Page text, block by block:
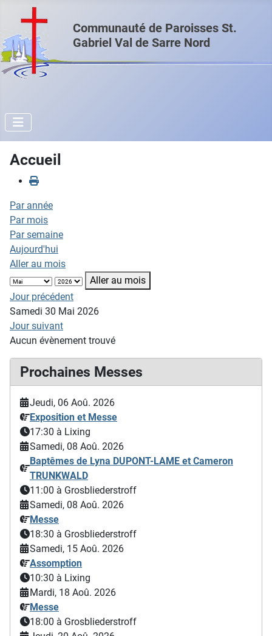
Communauté de Paroisses St.
Gabriel Val de Sarre Nord
Accueil
Par année
Par mois
Par semaine
Aujourd'hui
Aller au mois
Aller au mois
Jour précédent
Samedi 30 Mai 2026
Jour suivant
Aucun évènement trouvé
Prochaines Messes
Jeudi, 06 Aoû. 2026
Exposition et Messe
17:30 à Lixing
Samedi, 08 Aoû. 2026
Baptêmes de Lyna DUPONT-LAME et Cameron
TRUNKWALD
11:00 à Grosbliederstroff
Samedi, 08 Aoû. 2026
Messe
18:30 à Grosbliederstroff
Samedi, 15 Aoû. 2026
Assomption
10:30 à Lixing
Mardi, 18 Aoû. 2026
Messe
18:00 à Grosbliederstroff